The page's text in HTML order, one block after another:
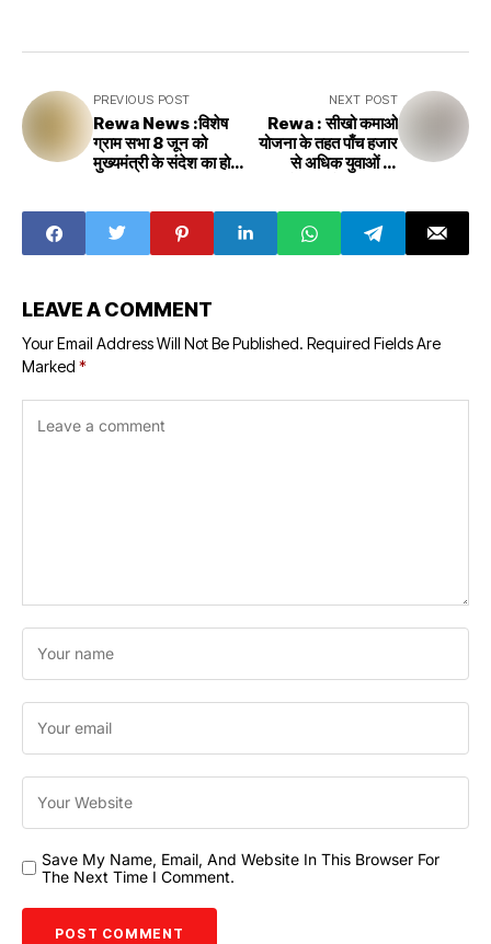
PREVIOUS POST
Rewa News :विशेष
ग्राम सभा 8 जून को
मुख्यमंत्री के संदेश का होगा
June 8 in special
gram sabha
NEXT POST
Rewa : सीखो कमाओ
योजना के तहत पाँच हजार
से अधिक युवाओं को
LEAVE A COMMENT
Your Email Address Will Not Be Published. Required Fields Are
Marked *
Save My Name, Email, And Website In This Browser For
The Next Time I Comment.